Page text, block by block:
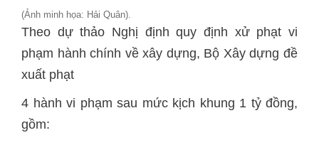
(Ảnh minh họa: Hải Quân).
Theo dự thảo Nghị định quy định xử phạt vi
phạm hành chính về xây dựng, Bộ Xây dựng đề
xuất phạt
4 hành vi phạm sau mức kịch khung 1 tỷ đồng,
gồm: